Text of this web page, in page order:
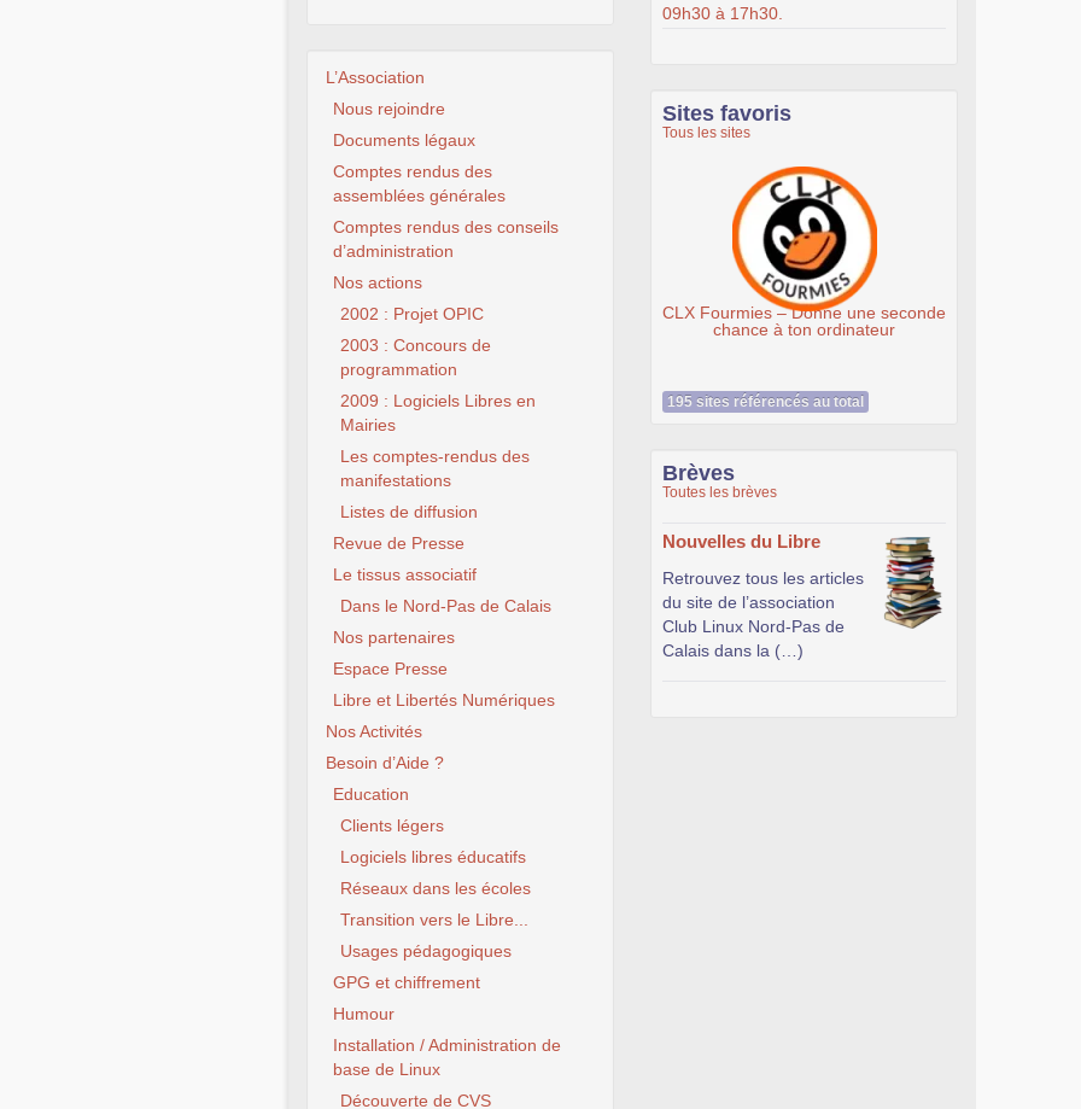
L’Association
Nous rejoindre
Documents légaux
Comptes rendus des
assemblées générales
Comptes rendus des conseils
d’administration
Nos actions
2002 : Projet OPIC
2003 : Concours de
programmation
2009 : Logiciels Libres en
Mairies
Les comptes-rendus des
manifestations
Listes de diffusion
Revue de Presse
Le tissus associatif
Dans le Nord-Pas de Calais
Nos partenaires
Espace Presse
Libre et Libertés Numériques
Nos Activités
Besoin d’Aide ?
Education
Clients légers
Logiciels libres éducatifs
Réseaux dans les écoles
Transition vers le Libre...
Usages pédagogiques
GPG et chiffrement
Humour
Installation / Administration de
base de Linux
Découverte de CVS
09h30 à 17h30.
Sites favoris
Tous les sites
CLX Fourmies – Donne une seconde
chance à ton ordinateur
195 sites référencés au total
Brèves
Toutes les brèves
Nouvelles du Libre
Retrouvez tous les articles
du site de l’association
Club Linux Nord-Pas de
Calais dans la (…)